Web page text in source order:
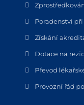
Poradenství
Získání
Dotace na
Převod
Provozní řád